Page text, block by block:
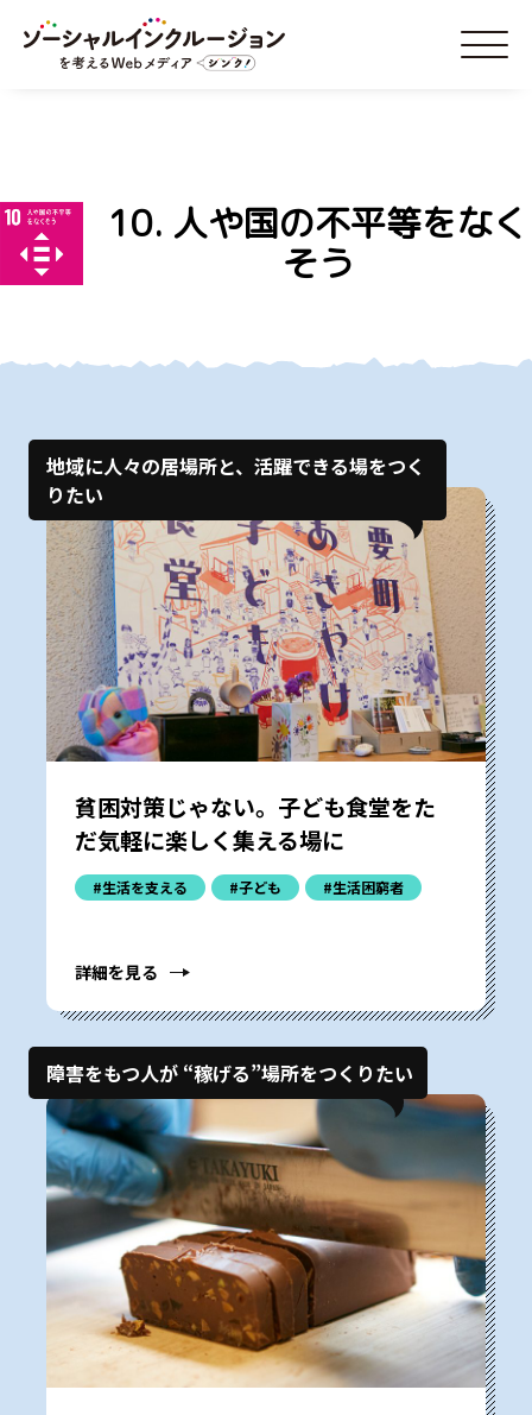
10. 人や国の不平等をなく
そう
地域に人々の居場所と、活躍できる場をつく
りたい
貧困対策じゃない。子ども食堂をた
だ気軽に楽しく集える場に
#生活を支える #子ども #生活困窮者
詳細を見る
障害をもつ人が “稼げる”場所をつくりたい